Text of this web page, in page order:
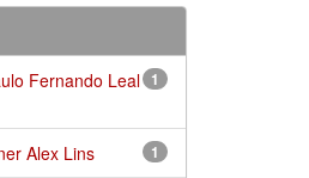
1
Fernando Leal
1
Alex Lins